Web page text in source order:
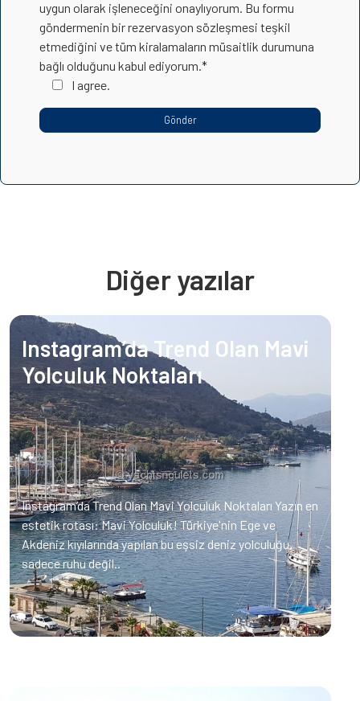
uygun olarak işleneceğini onaylıyorum. Bu formu
göndermenin bir rezervasyon sözleşmesi teşkil
etmediğini ve tüm kiralamaların müsaitlik durumuna
bağlı olduğunu kabul ediyorum.*
I agree.
Diğer yazılar
Instagram’da Trend Olan Mavi
Yolculuk Noktaları
Instagram’da Trend Olan Mavi Yolculuk Noktaları Yazın en
estetik rotası: Mavi Yolculuk! Türkiye'nin Ege ve
Akdeniz kıyılarında yapılan bu eşsiz deniz yolculuğu,
sadece ruhu değil..